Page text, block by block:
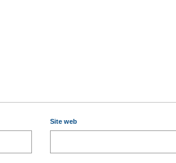
Site web